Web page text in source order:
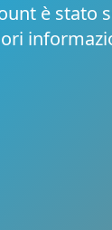
è stato